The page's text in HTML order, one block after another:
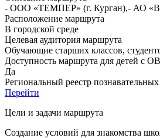
- ООО «ТЕМПЕР» (г. Курган),- АО
Расположение маршрута
В городской среде
Целевая аудитория маршрута
Обучающие старших классов,
Доступность маршрута для детей с
Да
Региональный реестр
Перейти
Цели и задачи маршрута
Создание условий для знакомства